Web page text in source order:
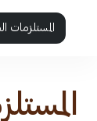
المستلزمات